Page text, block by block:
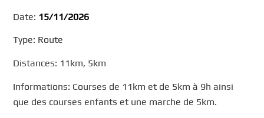
Date: 15/11/2026
Type: Route
Distances: 11km, 5km
Informations: Courses de 11km et de 5km à 9h ainsi
que des courses enfants et une marche de 5km.